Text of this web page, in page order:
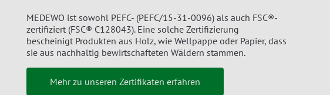
MEDEWO ist sowohl PEFC- (PEFC/15-31-0096) als auch FSC®-
zertifiziert (FSC® C128043). Eine solche Zertifizierung
bescheinigt Produkten aus Holz, wie Wellpappe oder Papier, dass
sie aus nachhaltig bewirtschafteten Wäldern stammen.
Mehr zu unseren Zertifikaten erfahren